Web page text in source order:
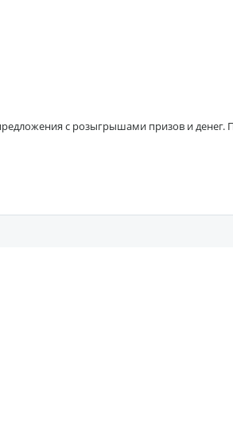
с розыгрышами призов и денег.